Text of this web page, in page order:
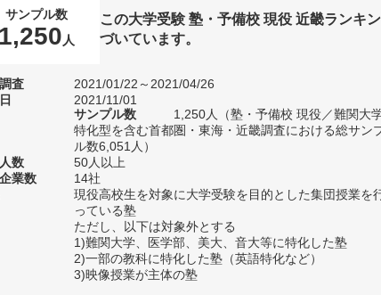
サンプル数
1,250 人
この大学受験 塾・予備校 現役 近畿ランキ
づいています。
査
2021/01/22～2021/04/26
2021/11/01
サンプル数
1,250人（塾・予備校 現役／難関大
特化型を含む首都圏・東海・近畿調査における総サン
ル数6,051人）
数
50人以上
業数
14社
現役高校生を対象に大学受験を目的とした集団授業を
っている塾
ただし、以下は対象外とする
1)難関大学、医学部、美大、音大等に特化した塾
2)一部の教科に特化した塾（英語特化など）
3)映像授業が主体の塾